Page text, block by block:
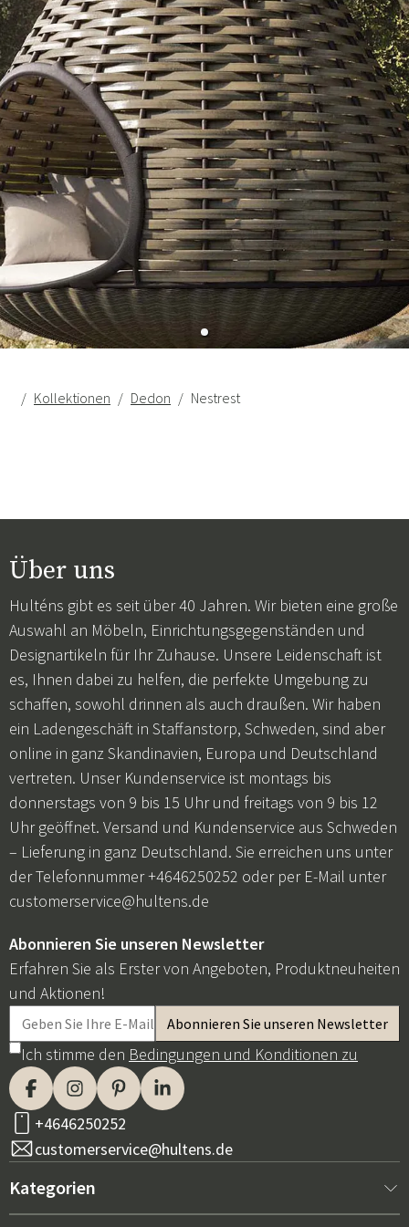
Kollektionen Dedon Nestrest
Über uns
Hulténs gibt es seit über 40 Jahren. Wir bieten eine große
Auswahl an Möbeln, Einrichtungsgegenständen und
Designartikeln für Ihr Zuhause. Unsere Leidenschaft ist
es, Ihnen dabei zu helfen, die perfekte Umgebung zu
schaffen, sowohl drinnen als auch draußen. Wir haben
ein Ladengeschäft in Staffanstorp, Schweden, sind aber
online in ganz Skandinavien, Europa und Deutschland
vertreten. Unser Kundenservice ist montags bis
donnerstags von 9 bis 15 Uhr und freitags von 9 bis 12
Uhr geöffnet. Versand und Kundenservice aus Schweden
– Lieferung in ganz Deutschland. Sie erreichen uns unter
der Telefonnummer +4646250252 oder per E-Mail unter
customerservice@hultens.de
Abonnieren Sie unseren Newsletter
Erfahren Sie als Erster von Angeboten, Produktneuheiten
und Aktionen!
Ich stimme den Bedingungen und Konditionen zu
+4646250252
customerservice@hultens.de
Kategorien